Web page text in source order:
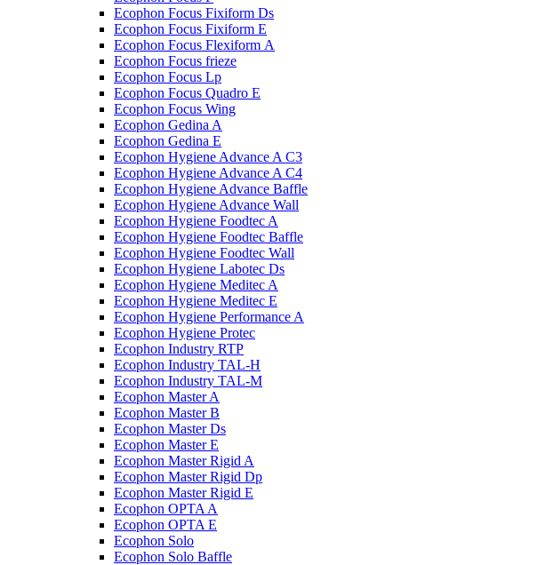
Ecophon Focus Fixiform Ds
Ecophon Focus Fixiform E
Ecophon Focus Flexiform А
Ecophon Focus frieze
Ecophon Focus Lp
Ecophon Focus Quаdro E
Ecophon Focus Wing
Ecophon Gedina A
Ecophon Gedina E
Ecophon Hygiene Advance A C3
Ecophon Hygiene Advance A C4
Ecophon Hygiene Advance Baffle
Ecophon Hygiene Advance Wall
Ecophon Hygiene Foodtec A
Ecophon Hygiene Foodtec Baffle
Ecophon Hygiene Foodtec Wall
Ecophon Hygiene Labotec Ds
Ecophon Hygiene Meditec A
Ecophon Hygiene Meditec E
Ecophon Hygiene Performance A
Ecophon Hygiene Proteс
Ecophon Industry RTP
Ecophon Industry TAL-H
Ecophon Industry TAL-M
Ecophon Master A
Ecophon Master B
Ecophon Master Ds
Ecophon Master E
Ecophon Master Rigid A
Ecophon Master Rigid Dp
Ecophon Master Rigid E
Ecophon OPTA A
Ecophon OPTA E
Ecophon Solo
Ecophon Solo Baffle